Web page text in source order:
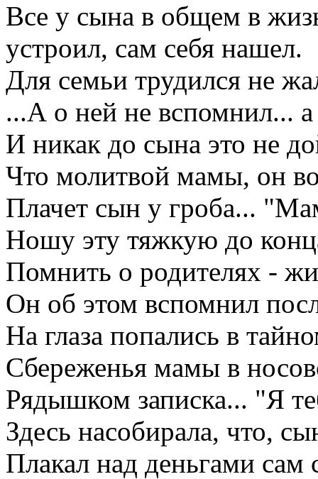
Все у сына в общем в
устроил, сам себя нашел.
Для семьи трудился не
...А о ней не вспомнил...
И никак до сына это не
Что молитвой мамы, он
Плачет сын у гроба...
Ношу эту тяжкую до
Помнить о родителях -
Он об этом вспомнил
На глаза попались в
Сбереженья мамы в
Рядышком записка... "Я
Здесь насобирала, что,
Плакал над деньгами сам